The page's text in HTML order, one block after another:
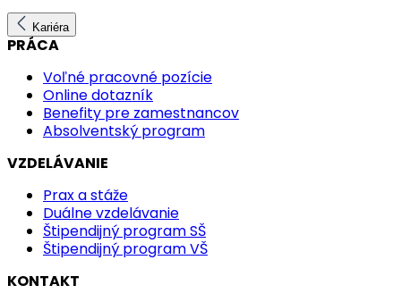
Kariéra
PRÁCA
Voľné pracovné pozície
Online dotazník
Benefity pre zamestnancov
Absolventský program
VZDELÁVANIE
Prax a stáže
Duálne vzdelávanie
Štipendijný program SŠ
Štipendijný program VŠ
KONTAKT